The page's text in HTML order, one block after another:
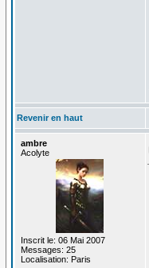
Revenir en haut
ambre
Acolyte
Inscrit le: 06 Mai 2007
Messages: 25
Localisation: Paris